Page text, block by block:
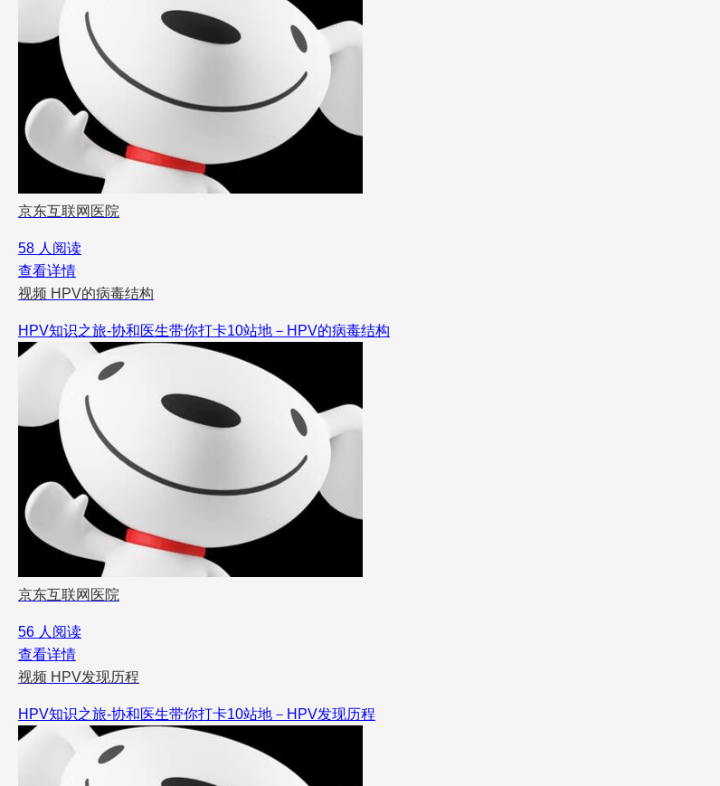
京东互联网医院
58 人阅读
查看详情
视频 HPV的病毒结构
HPV知识之旅-协和医生带你打卡10站地－HPV的病毒结构
京东互联网医院
56 人阅读
查看详情
视频 HPV发现历程
HPV知识之旅-协和医生带你打卡10站地－HPV发现历程